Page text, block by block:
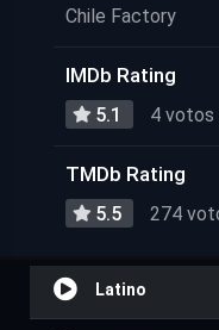
Chile Factory
IMDb Rating
5.1 4 votos
TMDb Rating
5.5 274
Latino